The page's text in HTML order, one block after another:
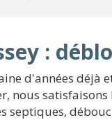
:
d'années déjà
nous
septiques,